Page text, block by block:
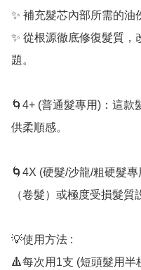
✨ 補充髮芯內部所需的油
✨ 從根源徹底修復髮質，
題。
🌀4+ (普通髮專用)：這款
供柔順感。
🌀4X (硬髮/沙龍/粗硬髮
（卷髮）或極度受損髮質
💡使用方法 :
🔺每次用1支 (短頭髮用半